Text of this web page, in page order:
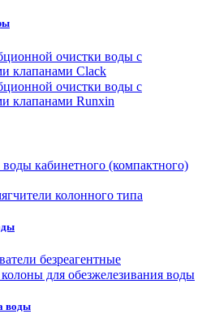
очистки воды с
клапанами Clack
очистки воды с
клапанами Runxin
кабинетного (компактного)
колонного типа
безреагентные
для обезжелезивания воды
воды